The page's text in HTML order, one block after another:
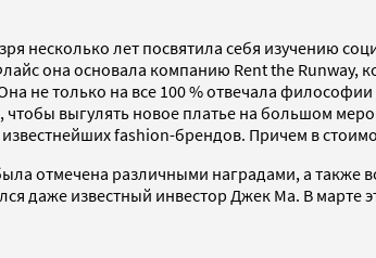
несколько лет посвятила себя изучению
она основала компанию Rent the Runway,
не только на все 100 % отвечала
выгулять новое платье на большом
fashion-брендов. Причем в
отмечена различными наградами, а также
известный инвестор Джек Ма. В марте